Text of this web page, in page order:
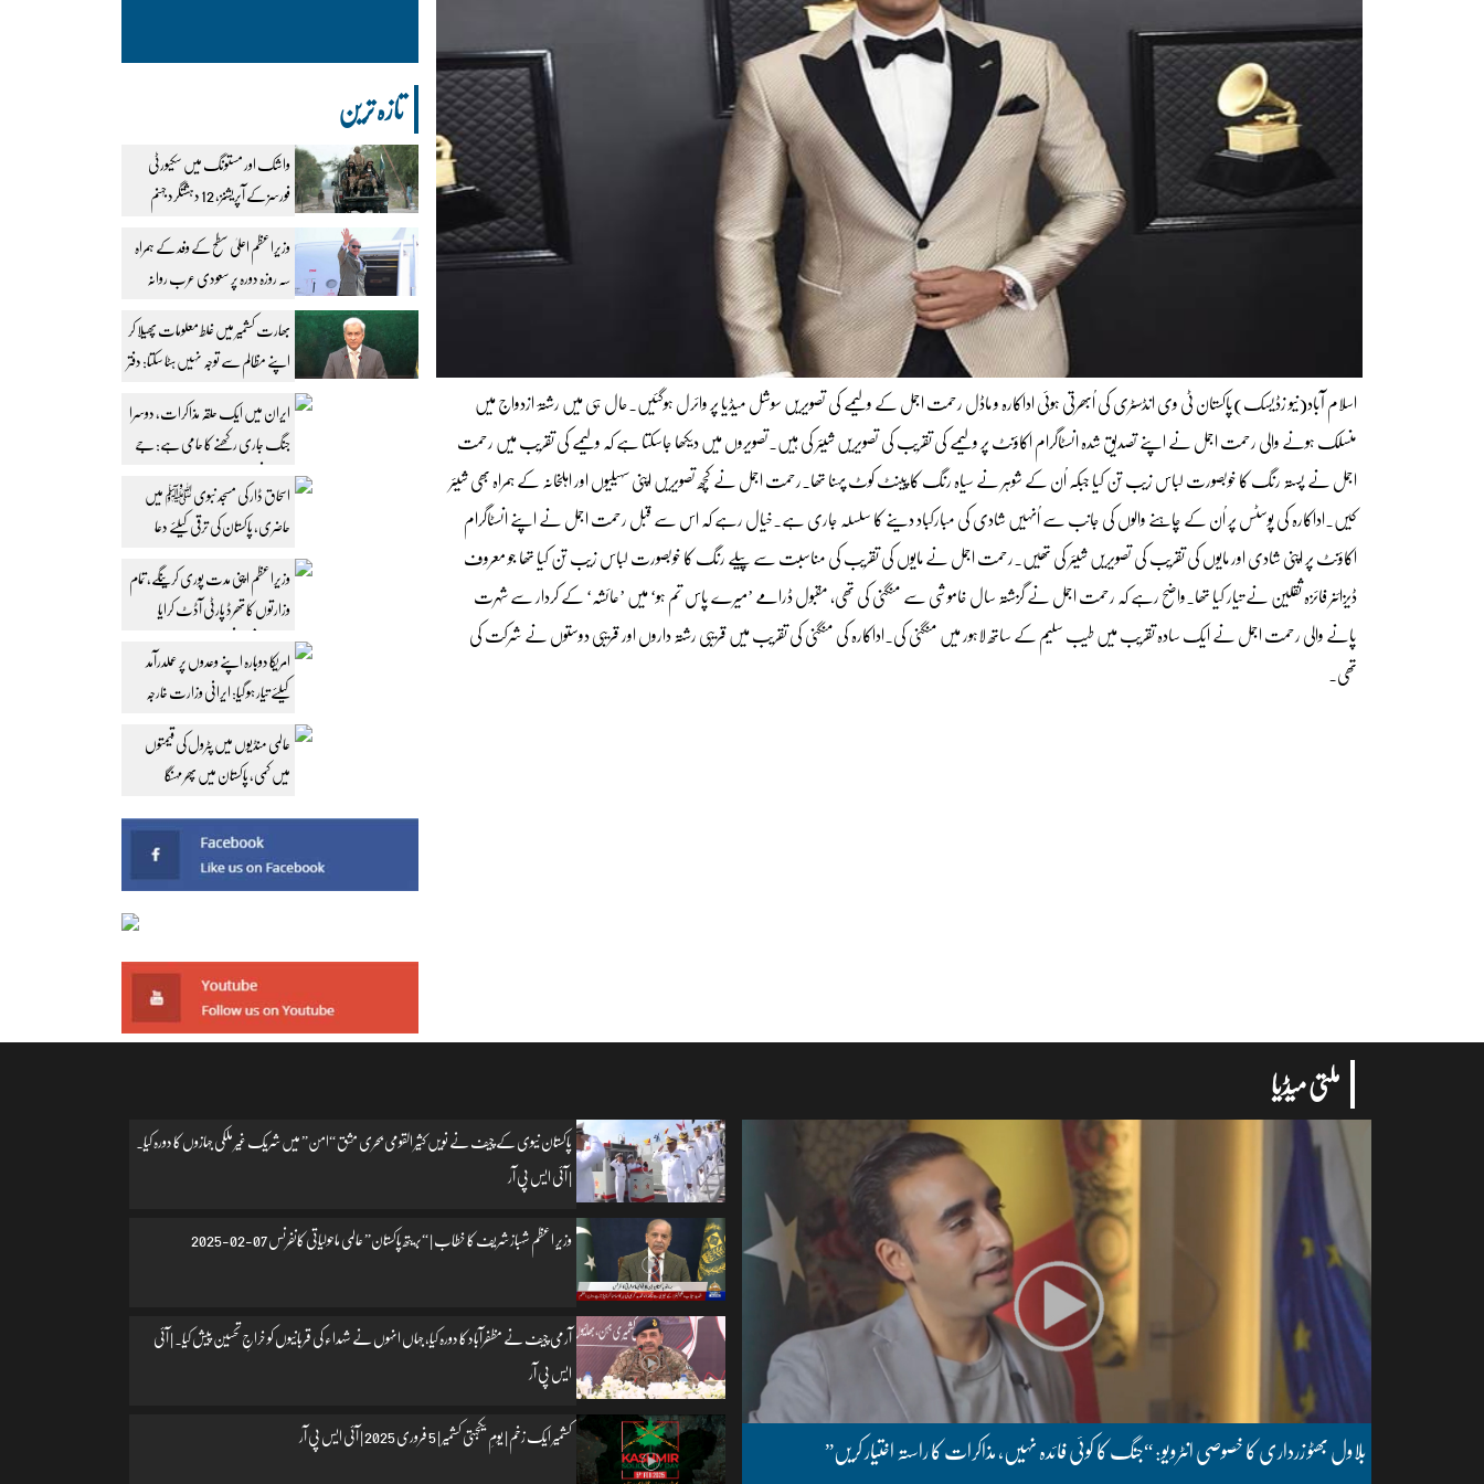
اسلام آباد(نیو زڈیسک)پاکستان ٹی وی انڈسٹری کی اُبھرتی ہوئی اداکارہ و ماڈل رحمت اجمل کے ولیمے کی تصویریں سوشل میڈیا پر وائرل ہوگئیں۔حال ہی میں رشتۂ ازدواج میں
منسلک ہونے والی رحمت اجمل نے اپنے تصدیق شدہ انسٹاگرام اکاؤنٹ پر ولیمے کی تقریب کی تصویریں شیئر کی ہیں۔تصویروں میں دیکھا جاسکتا ہے کہ ولیمے کی تقریب میں رحمت
اجمل نے پستہ رنگ کا خوبصورت لباس زیب تن کیا جبکہ اُن کے شوہر نے سیاہ رنگ کا پینٹ کوٹ پہنا تھا۔رحمت اجمل نے کچھ تصویریں اپنی سہیلیوں اور اہلخانہ کے ہمراہ بھی شیئر
کیں۔اداکارہ کی پوسٹس پر اُن کے چاہنے والوں کی جانب سے اُنہیں شادی کی مبارکباد دینے کا سلسلہ جاری ہے۔خیال رہے کہ اس سے قبل رحمت اجمل نے اپنے انسٹاگرام
اکاؤنٹ پر اپنی شادی اور مایوں کی تقریب کی تصویریں شیئر کی تھیں۔رحمت اجمل نے مایوں کی تقریب کی مناسبت سے پیلے رنگ کا خوبصورت لباس زیب تن کیا تھا جو معروف
ڈیزائنر فائزہ ثقلین نے تیار کیا تھا۔واضح رہے کہ رحمت اجمل نے گزشتہ سال خاموشی سے منگنی کی تھی، مقبول ڈرامے ’میرے پاس تم ہو‘ میں ’عائشہ‘ کے کردار سے شہرت
پانے والی رحمت اجمل نے ایک سادہ تقریب میں طیب سلیم کے ساتھ لاہور میں منگنی کی۔اداکارہ کی منگنی کی تقریب میں قریبی رشتہ داروں اور قریبی دوستوں نے شرکت کی
تھی۔
تازہ ترین
واشک اور مستونگ میں سکیورٹی
فورسز کے آپریشنز، 12 دہشتگرد جہنم
واصل
وزیراعظم اعلیٰ سطح کے وفد کے ہمراہ
سہ روزہ دورہ پر سعودی عرب روانہ
بھارت کشمیر میں غلط معلومات پھیلا کر
اپنے مظالم سے توجہ نہیں ہٹا سکتا: دفتر
ایران میں ایک حلقہ مذاکرات، دوسرا
جنگ جاری رکھنے کا حامی ہے: جے
ڈی وینس
اسحاق ڈار کی مسجد نبوی ﷺ میں
حاضری، پاکستان کی ترقی کیلئے دعا
وزیراعظم اپنی مدت پوری کرینگے، تمام
وزارتوں کا تھرڈ پارٹی آڈٹ کرایا
جائے: محسن نقوی
امریکا دوبارہ اپنے وعدوں پر عملدرآمد
کیلئے تیار ہو گیا: ایرانی وزارت خارجہ
عالمی منڈیوں میں پٹرول کی قیمتوں
میں کمی، پاکستان میں پھر مہنگا
ملتی میڈیا
بلاول بھٹو زرداری کا خصوصی انٹرویو: “جنگ کا کوئی فائدہ نہیں، مذاکرات کا راستہ اختیار کریں”
پاکستان نیوی کے چیف نے نویں کثیر القومی بحری مشق “امن” میں شریک غیر ملکی جہازوں کا دورہ کیا۔
| آئی ایس پی آر
وزیرِ اعظم شہباز شریف کا خطاب | “بریتھ پاکستان” عالمی ماحولیاتی کانفرنس 07-02-2025
آرمی چیف نے مظفرآباد کا دورہ کیا، جہاں انہوں نے شہداء کی قربانیوں کو خراجِ تحسین پیش کیا۔ | آئی
ایس پی آر
کشمیر ایک زخم | یومِ یکجہتی کشمیر | 5 فروری 2025 | آئی ایس پی آر